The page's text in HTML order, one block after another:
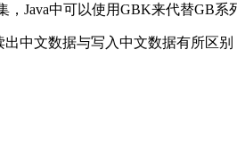
Java中可以使用GBK来代替GB系
中文数据与写入中文数据有所区